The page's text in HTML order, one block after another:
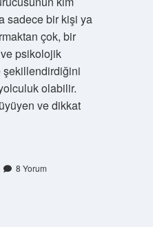
sadece bir kişi ya
çok, bir
psikolojik
olabilir.
ve dikkat
8 Yorum